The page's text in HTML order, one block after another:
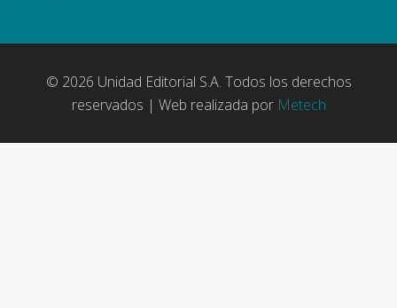
© 2026 Unidad Editorial S.A. Todos los derechos
reservados | Web realizada por Metech